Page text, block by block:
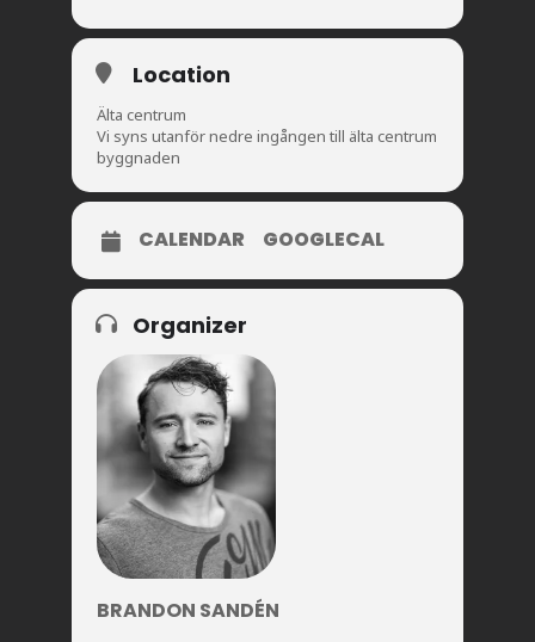
Location
Älta centrum
Vi syns utanför nedre ingången till älta centrum
byggnaden
CALENDAR GOOGLECAL
Organizer
BRANDON SANDÉN